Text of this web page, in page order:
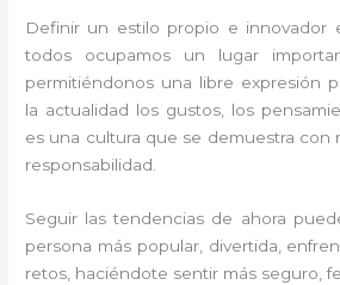
Definir un estilo propio e innovador
todos ocupamos un lugar
permitiéndonos una libre expresión
la actualidad los gustos, los
es una cultura que se demuestra con
responsabilidad.
Seguir las tendencias de ahora
persona más popular, divertida,
retos, haciéndote sentir más seguro,